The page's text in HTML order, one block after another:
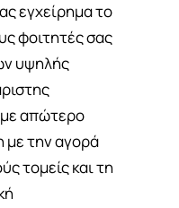
εγχείρημα το
φοιτητές σας
υψηλής
με απώτερο
με την αγορά
τομείς και τη